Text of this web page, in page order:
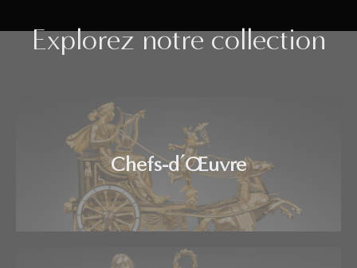
Explorez notre collection
Chefs-d’Œuvre